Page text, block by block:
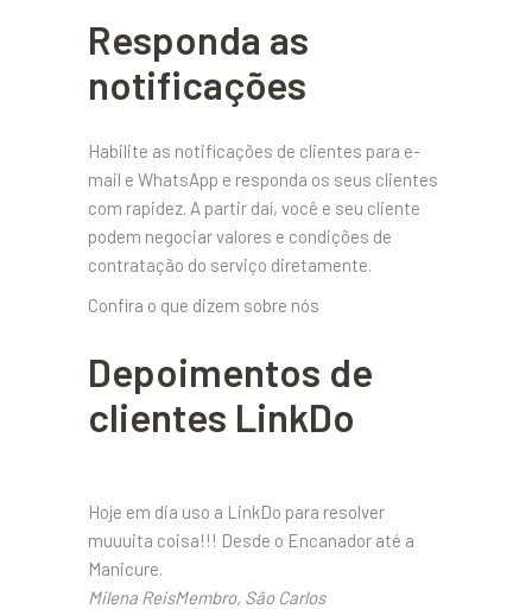
Responda as
notificações
Habilite as notificações de clientes para e-
mail e WhatsApp e responda os seus clientes
com rapidez. A partir daí, você e seu cliente
podem negociar valores e condições de
contratação do serviço diretamente.
Confira o que dizem sobre nós
Depoimentos de
clientes LinkDo
Hoje em dia uso a LinkDo para resolver
muuuita coisa!!! Desde o Encanador até a
Manicure.
Milena ReisMembro, São Carlos